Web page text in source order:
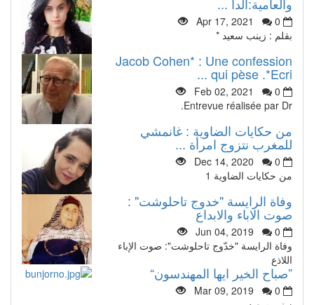
Apr 17, 2021
0
بقلم : زينب سعيد *
Jacob Cohen* : Une confession
qui pèse .*Ecri ...
Feb 02, 2021
0
Entrevue réalisée par Dr.
من حكايات الضاوية : غانمشي
للمغرب نتزوج امرأة ...
Dec 14, 2020
0
من حكايات الضاوية 1
وفاة الرايسة "خدوج تاحلوشت" :
صوت الاباء والابداع
Jun 04, 2019
0
وفاة الرايسة "خدّوج تاحلوشت": صوت الإباء
اللاذع
”صباح الخير ايها المهندسون“
Mar 09, 2019
0